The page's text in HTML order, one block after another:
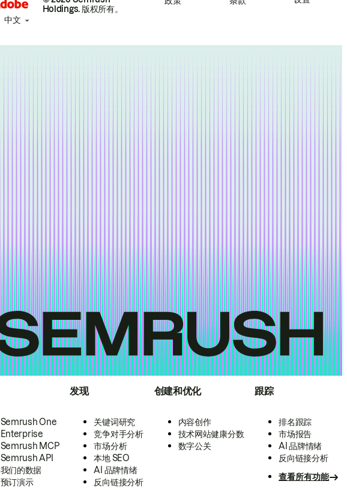
Semrush One
Enterprise
Semrush MCP
Semrush API
我们的数据
预订演示
发现
关键词研究
竞争对手分析
市场分析
本地 SEO
AI 品牌情绪
反向链接分析
创建和优化
内容创作
技术网站健康分数
数字公关
跟踪
排名跟踪
市场报告
AI 品牌情绪
反向链接分析
查看所有功能
Holdings. 版权所有。
中文